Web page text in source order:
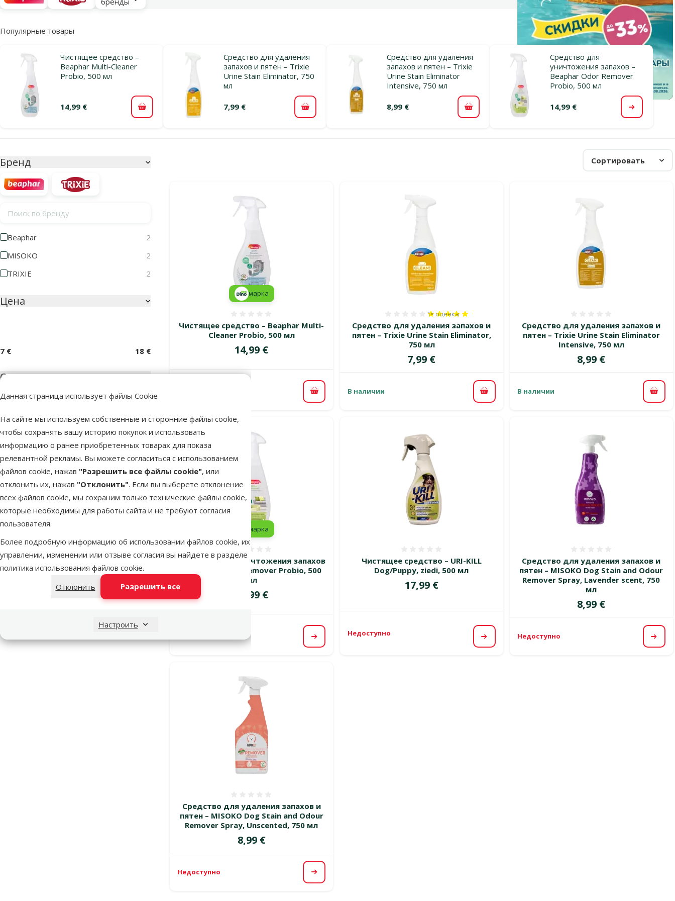
Данная страница использует файлы Cookie
На сайте мы используем собственные и сторонние файлы cookie,
чтобы сохранять вашу историю покупок и использовать
информацию о ранее приобретенных товарах для показа
релевантной рекламы. Вы можете согласиться с использованием
файлов cookie, нажав "Разрешить все файлы cookie", или
отклонить их, нажав "Отклонить". Если вы выберете отклонение
всех файлов cookie, мы сохраним только технические файлы cookie,
которые необходимы для работы сайта и не требуют согласия
пользователя.
Более подробную информацию об использовании файлов cookie, их
управлении, изменении или отзыве согласия вы найдете в разделе
политика использования файлов cookie.
Отклонить
Разрешить все
Настроить
Популярные товары
Чистящее средство –
Beaphar Multi-Cleaner
Probio, 500 мл
14,99 € В корзину
Средство для удаления
запахов и пятен – Trixie
Urine Stain Eliminator, 750
мл
7,99 € В корзину
Средство для удаления
запахов и пятен – Trixie
Urine Stain Eliminator
Intensive, 750 мл
8,99 € В корзину
Средство для
уничтожения запахов –
Beaphar Odor Remover
Probio, 500 мл
14,99 €
Бренд
Поиск по бренду
Beaphar
2
MISOKO
2
TRIXIE
2
Цена
7 € 18 €
Оценка
Оценка 100%
1
Оценка 80%
0
Оценка 60%
0
Оценка 40%
0
Оценка 20%
0
Объем
500ml 750ml
Сортировать
Чистящее средство – Beaphar Multi-
Cleaner Probio, 500 мл
Цена
14,99 €
марка
В корзину
Средство для удаления запахов и
пятен – Trixie Urine Stain Eliminator,
750 мл
Оценка 100%, количество оценок: 1
1× оценка
Цена
7,99 €
В наличии В корзину
Средство для удаления запахов и
пятен – Trixie Urine Stain Eliminator
Intensive, 750 мл
Цена
8,99 €
В наличии В
Средство для уничтожения запахов
– Beaphar Odor Remover Probio, 500
мл
Цена
14,99 €
марка
Посмотреть
Чистящее средство – URI-KILL
Dog/Puppy, ziedi, 500 мл
Цена
17,99 €
Недоступно
Посмотреть
Средство для удаления запахов и
пятен – MISOKO Dog Stain and Odour
Remover Spray, Lavender scent, 750
мл
Цена
8,99 €
Недоступно
Средство для удаления запахов и
пятен – MISOKO Dog Stain and Odour
Remover Spray, Unscented, 750 мл
Цена
8,99 €
Недоступно Посмотреть